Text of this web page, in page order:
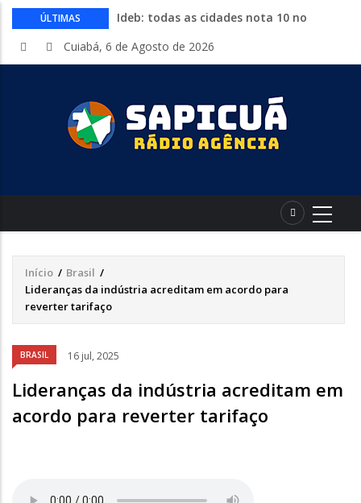
ÚLTIMAS
Ideb: todas as cidades nota 10 no
Conheça 16 profissões que devem crescer
sábado a Expolucas em Lucas do Rio
Verde
Proposta que altera regras para piso
com shows, rodeio e parque de diversões
Cuiabá, 6 de Agosto de 2026
Trilha
de
Início / Brasil /
Lideranças da indústria acreditam em acordo para
reverter tarifaço
BRASIL 16 jul, 2025
Lideranças da indústria acreditam em
acordo para reverter tarifaço
Áudio